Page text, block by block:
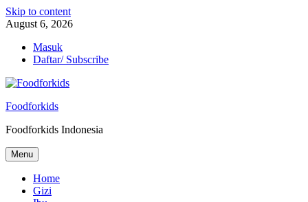
Skip to content
August 6, 2026
Masuk
Daftar/ Subscribe
Foodforkids
Foodforkids Indonesia
Menu
Home
Gizi